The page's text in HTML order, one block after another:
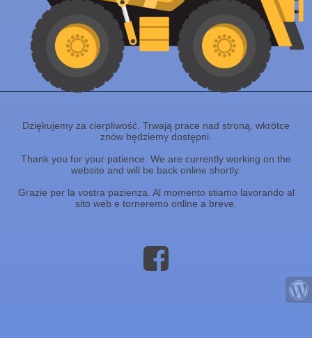
Dziękujemy za cierpliwość. Trwają prace nad stroną, wkrótce
znów będziemy dostępni.
Thank you for your patience. We are currently working on the
website and will be back online shortly.
Grazie per la vostra pazienza. Al momento stiamo lavorando al
sito web e torneremo online a breve.